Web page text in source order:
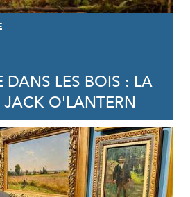
DANS LES BOIS : LA
JACK O'LANTERN